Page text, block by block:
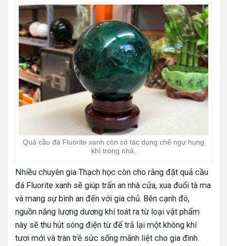
Quả cầu đá Fluorite xanh còn có tác dụng chế ngự hung
khí trong nhà.
Nhiều chuyên gia Thạch học còn cho rằng đặt quả cầu
đá Fluorite xanh sẽ giúp trấn an nhà cửa, xua đuổi tà ma
và mang sự bình an đến với gia chủ. Bên cạnh đó,
nguồn năng lượng dương khí toát ra từ loại vật phẩm
này sẽ thu hút sóng điện từ để trả lại một không khí
tươi mới và tràn trề sức sống mãnh liệt cho gia đình.